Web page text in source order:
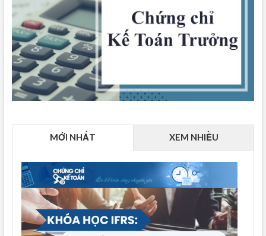
MỚI NHẤT XEM NHIỀU